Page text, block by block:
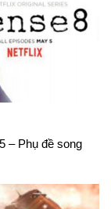
– Phụ đề song